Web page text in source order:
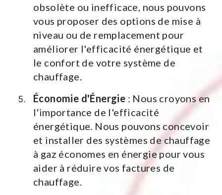
obsolète ou inefficace, nous pouvons
vous proposer des options de mise à
niveau ou de remplacement pour
améliorer l'efficacité énergétique et
le confort de votre système de
chauffage.
Économie d'Énergie : Nous croyons en
l'importance de l'efficacité
énergétique. Nous pouvons concevoir
et installer des systèmes de chauffage
à gaz économes en énergie pour vous
aider à réduire vos factures de
chauffage.